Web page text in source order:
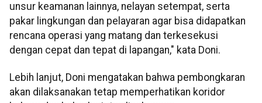
unsur keamanan lainnya, nelayan setempat, serta
pakar lingkungan dan pelayaran agar bisa didapatkan
rencana operasi yang matang dan terkesekusi
dengan cepat dan tepat di lapangan," kata Doni.
Lebih lanjut, Doni mengatakan bahwa pembongkaran
akan dilaksanakan tetap memperhatikan koridor